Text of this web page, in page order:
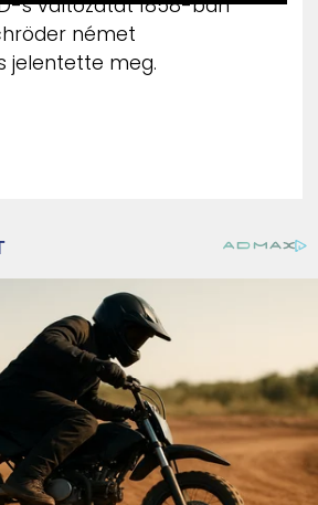
s változatát 1858-ban
német
jelentette meg.